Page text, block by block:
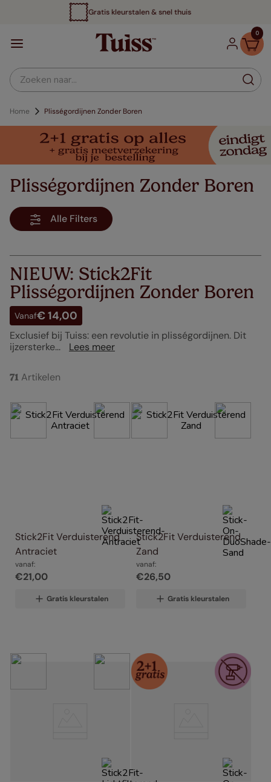
Tot 70% voordeliger
0
Zoeken naar...
Home Plisségordijnen Zonder Boren
Plisségordijnen Zonder Boren
Alle Filters
NIEUW: Stick2Fit
Plisségordijnen Zonder Boren
Vanaf€ 14,00
Exclusief bij Tuiss: een revolutie in plisségordijnen. Dit
ijzersterke...
Lees meer
71 Artikelen
Stick2Fit Verduisterend
Antraciet
vanaf:
€21,00
Gratis kleurstalen
Stick2Fit Verduisterend
Zand
vanaf:
€26,50
Gratis kleurstalen